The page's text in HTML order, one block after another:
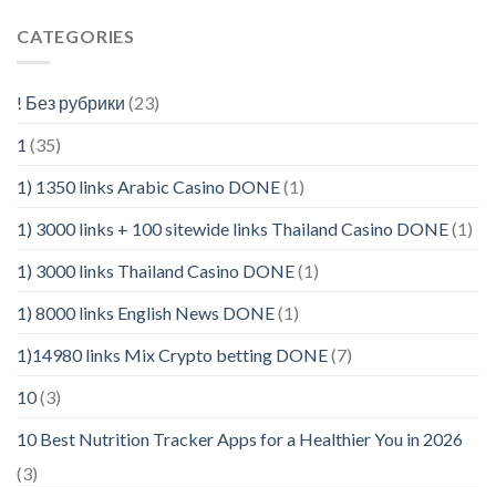
CATEGORIES
! Без рубрики (23)
1 (35)
1) 1350 links Arabic Casino DONE(1)
1) 3000 links + 100 sitewide links Thailand Casino DONE(1)
1) 3000 links Thailand Casino DONE(1)
1) 8000 links English News DONE(1)
1)14980 links Mix Crypto betting DONE(7)
10(3)
10 Best Nutrition Tracker Apps for a Healthier You in 2026
(3)